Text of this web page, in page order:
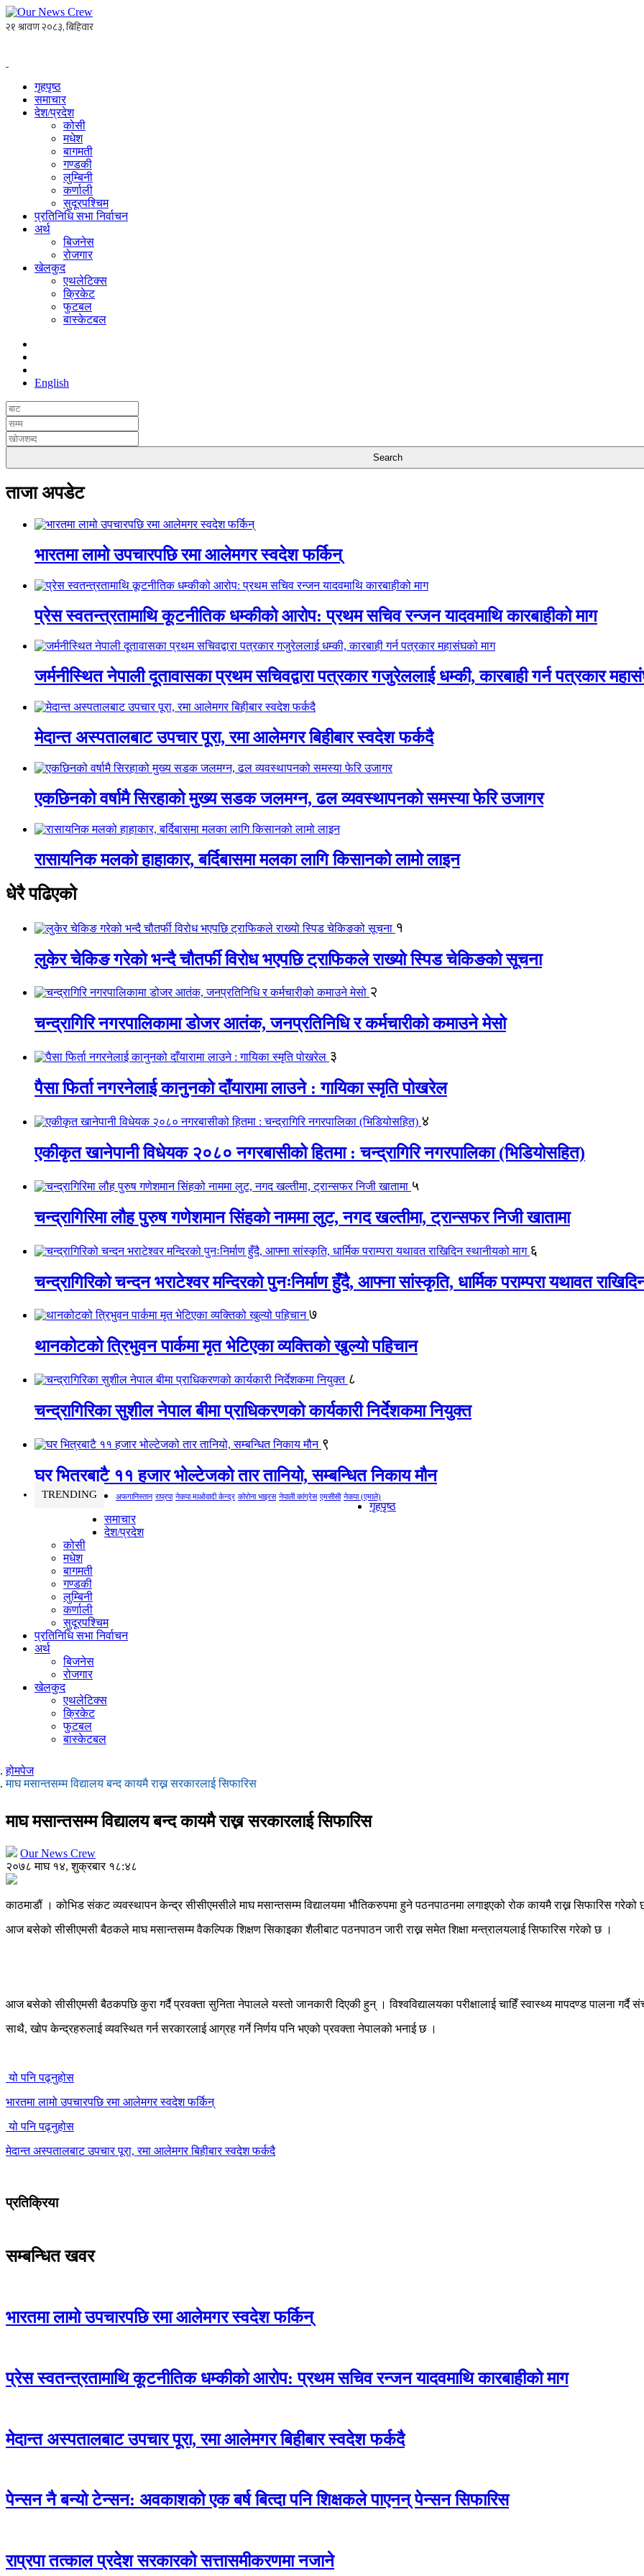
गृहपृष्ठ
समाचार
देश/प्रदेश
कोसी
मधेश
बागमती
गण्डकी
लुम्बिनी
कर्णाली
सुदूरपश्चिम
प्रतिनिधि सभा निर्वाचन
अर्थ
बिजनेस
रोजगार
खेलकुद
एथलेटिक्स
क्रिकेट
फुटबल
बास्केटबल
English
ताजा अपडेट
भारतमा लामो उपचारपछि रमा आलेमगर स्वदेश फर्किन्
प्रेस स्वतन्त्रतामाथि कूटनीतिक धम्कीको आरोप: प्रथम सचिव रन्जन यादवमाथि कारबाहीको माग
जर्मनीस्थित नेपाली दूतावासका प्रथम सचिवद्वारा पत्रकार गजुरेललाई धम्की, कारबाही गर्न पत्रकार
मेदान्त अस्पतालबाट उपचार पूरा, रमा आलेमगर बिहीबार स्वदेश फर्कदै
एकछिनको वर्षामै सिरहाको मुख्य सडक जलमग्न, ढल व्यवस्थापनको समस्या फेरि उजागर
रासायनिक मलको हाहाकार, बर्दिबासमा मलका लागि किसानको लामो लाइन
धेरै पढिएको
१
लुकेर चेकिङ गरेको भन्दै चौतर्फी विरोध भएपछि ट्राफिकले राख्यो स्पिड चेकिङको सूचना
२
चन्द्रागिरि नगरपालिकामा डोजर आतंक, जनप्रतिनिधि र कर्मचारीको कमाउने मेसो
३
पैसा फिर्ता नगरनेलाई कानुनको दाँयारामा लाउने : गायिका स्‍मृति पोखरेल
४
एकीकृत खानेपानी विधेयक २०८० नगरबासीको हितमा : चन्द्रागिरि नगरपालिका (भिडियोसहित)
५
चन्द्रागिरिमा लौह पुरुष गणेशमान सिंहको नाममा लुट, नगद खल्तीमा, ट्रान्सफर निजी खातामा
६
चन्द्रागिरिको चन्दन भराटेश्वर मन्दिरको पुनःनिर्माण हुँदै, आफ्ना सांस्कृति, धार्मिक पराम्परा यथावत
७
थानकोटको त्रिभुवन पार्कमा मृत भेटिएका व्यक्तिको खुल्यो पहिचान
८
चन्द्रागिरिका सुशील नेपाल बीमा प्राधिकरणको कार्यकारी निर्देशकमा नियुक्त
९
घर भित्रबाटै ११ हजार भोल्टेजको तार तानियो, सम्बन्धित निकाय मौन
TRENDING अफगानिस्तान राप्रपा नेकपा माओवादी केन्द्र कोरोना भाइरस नेपाली कांग्रेस एमसीसी नेकपा (एमाले)
गृहपृष्ठ
समाचार
देश/प्रदेश
कोसी
मधेश
बागमती
गण्डकी
लुम्बिनी
कर्णाली
सुदूरपश्चिम
प्रतिनिधि सभा निर्वाचन
अर्थ
बिजनेस
रोजगार
खेलकुद
एथलेटिक्स
क्रिकेट
फुटबल
बास्केटबल
होमपेज
माघ मसान्तसम्म विद्यालय बन्द कायमै राख्न सरकारलाई सिफारिस
माघ मसान्तसम्म विद्यालय बन्द कायमै राख्न सरकारलाई सिफारिस
Our News Crew
२०७८ माघ १४, शुक्रबार १८:४८
काठमाडौं । कोभिड संकट व्यवस्थापन केन्द्र सीसीएमसीले माघ मसान्तसम्म विद्यालयमा भौतिकरुपमा हुने पठनपाठनमा लगाइएको रोक कायमै राख्न सिफारिस गरेको
आज बसेको सीसीएमसी बैठकले माघ मसान्तसम्म वैकल्पिक शिक्षण सिकाइका शैलीबाट पठनपाठन जारी राख्न समेत शिक्षा मन्त्रालयलाई सिफारिस गरेको छ ।
आज बसेको सीसीएमसी बैठकपछि कुरा गर्दै प्रवक्ता सुनिता नेपालले यस्तो जानकारी दिएकी हुन् । विश्वविद्यालयका परीक्षालाई चाहिँ स्वास्थ्य मापदण्ड पालना
साथै, खोप केन्द्रहरुलाई व्यवस्थित गर्न सरकारलाई आग्रह गर्ने निर्णय पनि भएको प्रवक्ता नेपालको भनाई छ ।
यो पनि पढ्नुहोस
भारतमा लामो उपचारपछि रमा आलेमगर स्वदेश फर्किन्
यो पनि पढ्नुहोस
मेदान्त अस्पतालबाट उपचार पूरा, रमा आलेमगर बिहीबार स्वदेश फर्कदै
प्रतिक्रिया
सम्बन्धित खवर
भारतमा लामो उपचारपछि रमा आलेमगर स्वदेश फर्किन्
प्रेस स्वतन्त्रतामाथि कूटनीतिक धम्कीको आरोप: प्रथम सचिव रन्जन यादवमाथि कारबाहीको माग
मेदान्त अस्पतालबाट उपचार पूरा, रमा आलेमगर बिहीबार स्वदेश फर्कदै
पेन्सन नै बन्यो टेन्सन: अवकाशको एक बर्ष बित्दा पनि शिक्षकले पाएनन् पेन्सन सिफारिस
राप्रपा तत्काल प्रदेश सरकारको सत्तासमीकरणमा नजाने